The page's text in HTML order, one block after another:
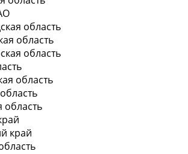
область
область
область
область
область
край